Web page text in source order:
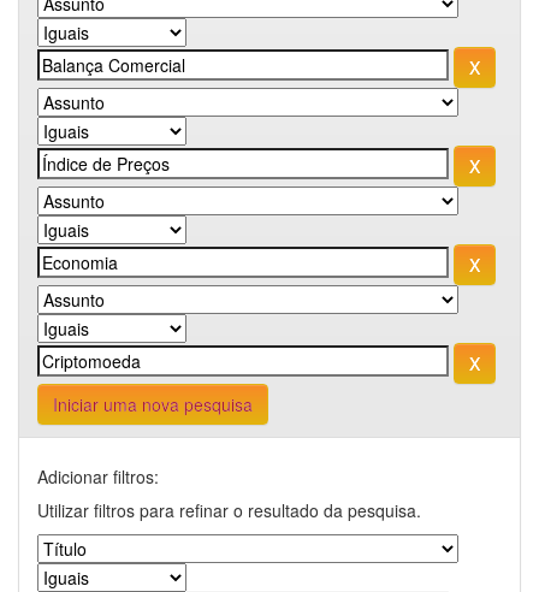
Iniciar uma nova pesquisa
Adicionar filtros:
Utilizar filtros para refinar o resultado da pesquisa.